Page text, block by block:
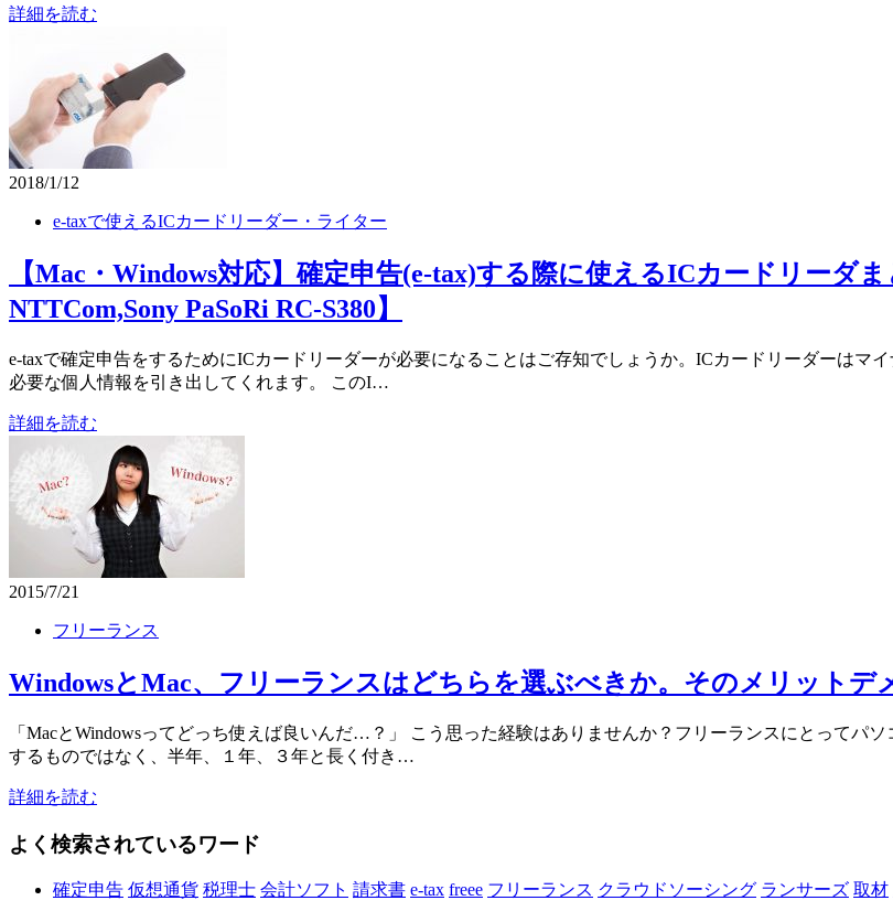
詳細を読む
2018/1/12
e-taxで使えるICカードリーダー・ライター
【Mac・Windows対応】確定申告(e-tax)する際に使えるICカードリーダ
NTTCom,Sony PaSoRi RC-S380】
e-taxで確定申告をするためにICカードリーダーが必要になることはご存知でしょうか。ICカードリーダーはマ
必要な個人情報を引き出してくれます。 このI…
詳細を読む
2015/7/21
フリーランス
WindowsとMac、フリーランスはどちらを選ぶべきか。そのメリットデ
「MacとWindowsってどっち使えば良いんだ…？」 こう思った経験はありませんか？フリーランスにとってパ
するものではなく、半年、１年、３年と長く付き…
詳細を読む
よく検索されているワード
確定申告 仮想通貨 税理士 会計ソフト 請求書 e-tax freee フリーランス クラウドソーシング ランサーズ 取材